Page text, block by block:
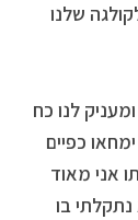
שלנו
לנו כח
כפיים
אני מאוד
בו